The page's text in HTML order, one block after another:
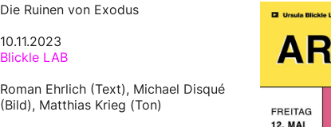
Die Ruinen von Exodus
10.11.2023
Blickle LAB
Roman Ehrlich (Text), Michael Disqué
(Bild), Matthias Krieg (Ton)